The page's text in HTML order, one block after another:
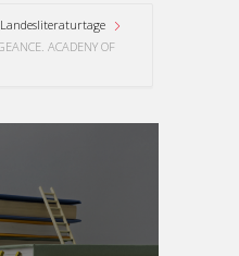
Landesliteraturtage
ACADENY OF